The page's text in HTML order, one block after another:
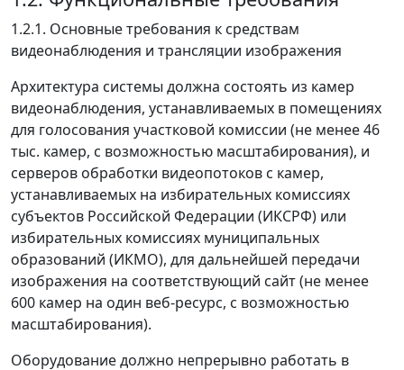
1.2.1. Основные требования к средствам
видеонаблюдения и трансляции изображения
Архитектура системы должна состоять из камер
видеонаблюдения, устанавливаемых в помещениях
для голосования участковой комиссии (не менее 46
тыс. камер, с возможностью масштабирования), и
серверов обработки видеопотоков с камер,
устанавливаемых на избирательных комиссиях
субъектов Российской Федерации (ИКСРФ) или
избирательных комиссиях муниципальных
образований (ИКМО), для дальнейшей передачи
изображения на соответствующий сайт (не менее
600 камер на один веб-ресурс, с возможностью
масштабирования).
Оборудование должно непрерывно работать в